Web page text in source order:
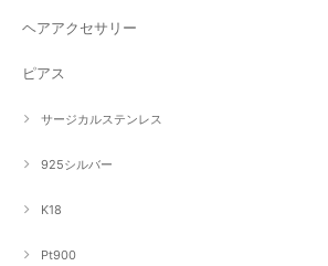
ヘアアクセサリー
ピアス
サージカルステンレス
925シルバー
K18
Pt900